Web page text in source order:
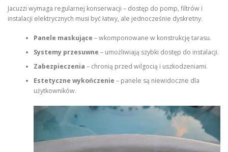
Jacuzzi wymaga regularnej konserwacji – dostęp do pomp, filtrów i
instalacji elektrycznych musi być łatwy, ale jednocześnie dyskretny.
Panele maskujące – wkomponowane w konstrukcję tarasu.
Systemy przesuwne – umożliwiają szybki dostęp do instalacji.
Zabezpieczenia – chronią przed wilgocią i uszkodzeniami.
Estetyczne wykończenie – panele są niewidoczne dla
użytkowników.